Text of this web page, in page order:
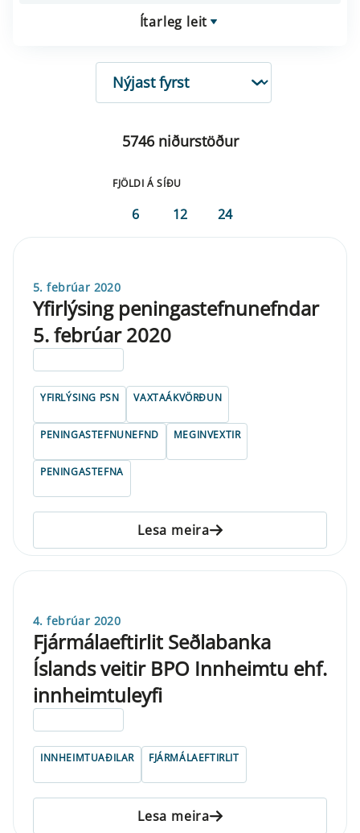
Ítarleg leit
RÖÐUN
5746 niðurstöður
FJÖLDI Á SÍÐU
6 12 24
5. febrúar 2020
Yfirlýsing peningastefnunefndar
5. febrúar 2020
YFIRLÝSING PSN VAXTAÁKVÖRÐUN
PENINGASTEFNUNEFND MEGINVEXTIR
PENINGASTEFNA
Lesa meira
4. febrúar 2020
Fjármálaeftirlit Seðlabanka
Íslands veitir BPO Innheimtu ehf.
innheimtuleyfi
INNHEIMTUAÐILAR FJÁRMÁLAEFTIRLIT
Lesa meira